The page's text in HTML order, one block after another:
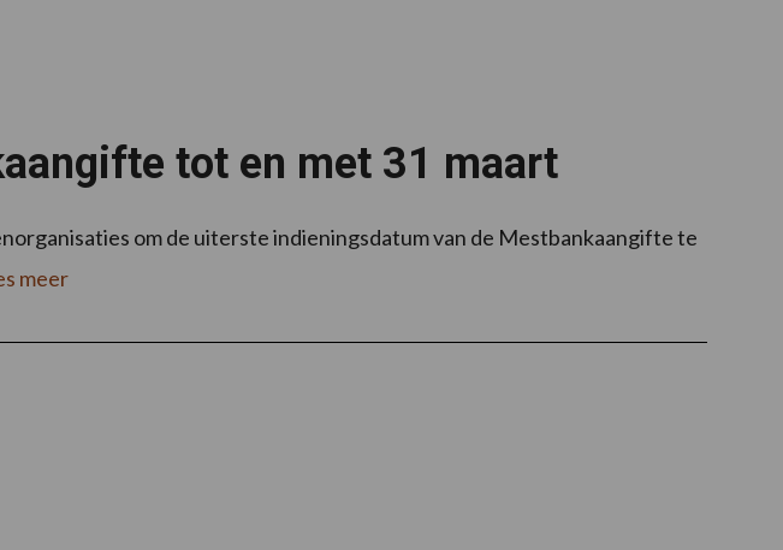
tot en met 31 maart
om de uiterste indieningsdatum van de Mestbankaangifte te
meer